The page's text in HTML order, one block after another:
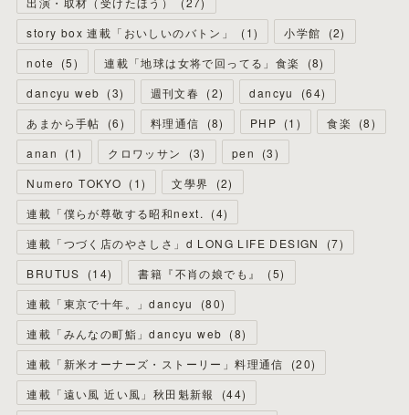
story box 連載「おいしいのバトン」
(1) 小学館 (2)
note
(5) 連載「地球は女将で回ってる」食楽 (8)
dancyu web (3) 週刊文春 (2) dancyu (64)
あまから手帖
(6) 料理通信 (8) PHP (1 ) 食楽 (8)
anan
(1 ) クロワッサン (3) pen (3)
Numero TOKYO (1) 文學界 (2)
連載「僕らが尊敬する昭和next.
(4)
連載「つづく店のやさしさ」d LONG LIFE DESIGN
(7)
BRUTUS
(14) 書籍『不肖の娘でも』 (5)
連載「東京で十年。」dancyu
(80)
連載「みんなの町鮨」dancyu web (8)
連載「新米オーナーズ・ストーリー」料理通信
(20)
連載「遠い風 近い風」秋田魁新報
(44)